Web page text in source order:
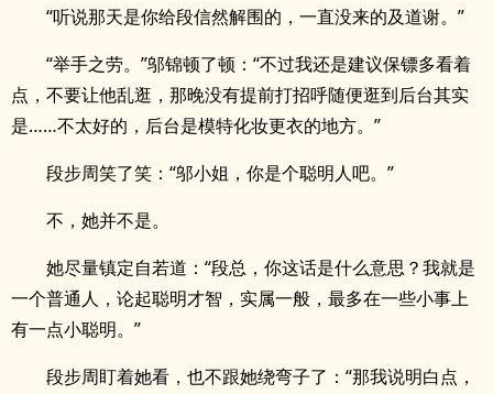
“听说那天是你给段信然解围的，一直没来的及道谢。”
“举手之劳。”邬锦顿了顿：“不过我还是建议保镖多看着
点，不要让他乱逛，那晚没有提前打招呼随便逛到后台其实
是……不太好的，后台是模特化妆更衣的地方。”
段步周笑了笑：“邬小姐，你是个聪明人吧。”
不，她并不是。
她尽量镇定自若道：“段总，你这话是什么意思？我就是
一个普通人，论起聪明才智，实属一般，最多在一些小事上
有一点小聪明。”
段步周盯着她看，也不跟她绕弯子了：“那我说明白点，